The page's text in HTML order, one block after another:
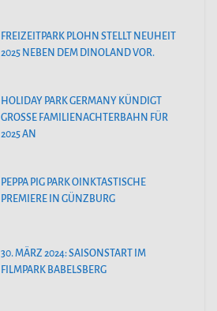
FREIZEITPARK PLOHN STELLT NEUHEIT
2025 NEBEN DEM DINOLAND VOR.
HOLIDAY PARK GERMANY KÜNDIGT
GROSSE FAMILIENACHTERBAHN FÜR 2
025 AN
PEPPA PIG PARK OINKTASTISCHE
PREMIERE IN GÜNZBURG
30. MÄRZ 2024: SAISONSTART IM
FILMPARK BABELSBERG